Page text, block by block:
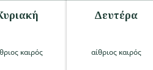
καιρός
Δευτέρα
αίθριος καιρός